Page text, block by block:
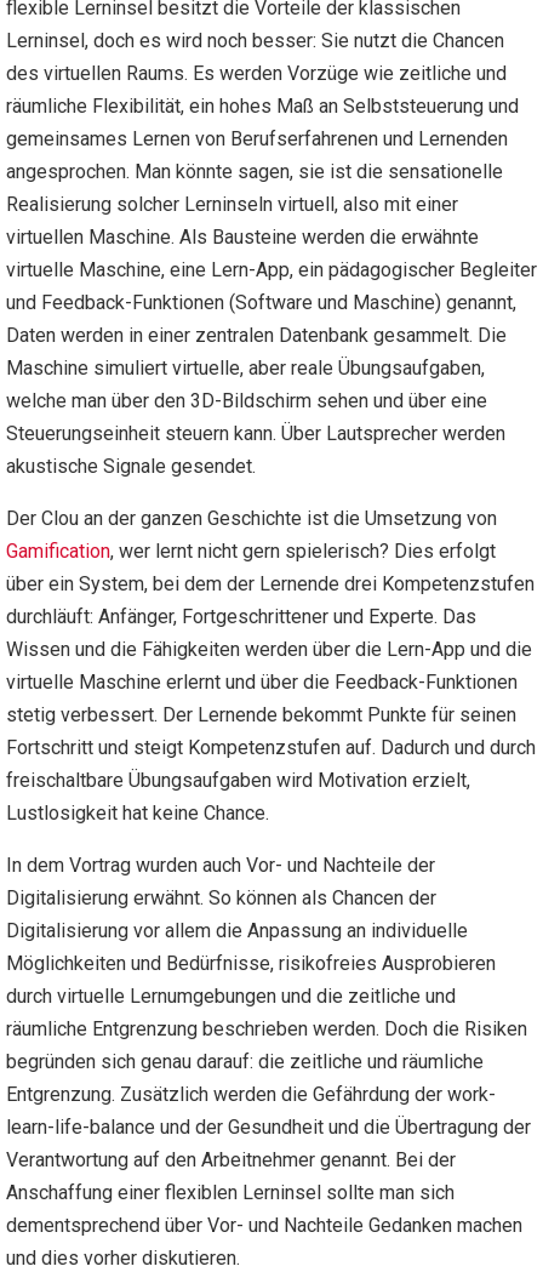
flexible Lerninsel besitzt die Vorteile der klassischen
Lerninsel, doch es wird noch besser: Sie nutzt die Chancen
des virtuellen Raums. Es werden Vorzüge wie zeitliche und
räumliche Flexibilität, ein hohes Maß an Selbststeuerung und
gemeinsames Lernen von Berufserfahrenen und Lernenden
angesprochen. Man könnte sagen, sie ist die sensationelle
Realisierung solcher Lerninseln virtuell, also mit einer
virtuellen Maschine. Als Bausteine werden die erwähnte
virtuelle Maschine, eine Lern-App, ein pädagogischer Begleiter
und Feedback-Funktionen (Software und Maschine) genannt,
Daten werden in einer zentralen Datenbank gesammelt. Die
Maschine simuliert virtuelle, aber reale Übungsaufgaben,
welche man über den 3D-Bildschirm sehen und über eine
Steuerungseinheit steuern kann. Über Lautsprecher werden
akustische Signale gesendet.
Der Clou an der ganzen Geschichte ist die Umsetzung von
Gamification, wer lernt nicht gern spielerisch? Dies erfolgt
über ein System, bei dem der Lernende drei Kompetenzstufen
durchläuft: Anfänger, Fortgeschrittener und Experte. Das
Wissen und die Fähigkeiten werden über die Lern-App und die
virtuelle Maschine erlernt und über die Feedback-Funktionen
stetig verbessert. Der Lernende bekommt Punkte für seinen
Fortschritt und steigt Kompetenzstufen auf. Dadurch und durch
freischaltbare Übungsaufgaben wird Motivation erzielt,
Lustlosigkeit hat keine Chance.
In dem Vortrag wurden auch Vor- und Nachteile der
Digitalisierung erwähnt. So können als Chancen der
Digitalisierung vor allem die Anpassung an individuelle
Möglichkeiten und Bedürfnisse, risikofreies Ausprobieren
durch virtuelle Lernumgebungen und die zeitliche und
räumliche Entgrenzung beschrieben werden. Doch die Risiken
begründen sich genau darauf: die zeitliche und räumliche
Entgrenzung. Zusätzlich werden die Gefährdung der work-
learn-life-balance und der Gesundheit und die Übertragung der
Verantwortung auf den Arbeitnehmer genannt. Bei der
Anschaffung einer flexiblen Lerninsel sollte man sich
dementsprechend über Vor- und Nachteile Gedanken machen
und dies vorher diskutieren.